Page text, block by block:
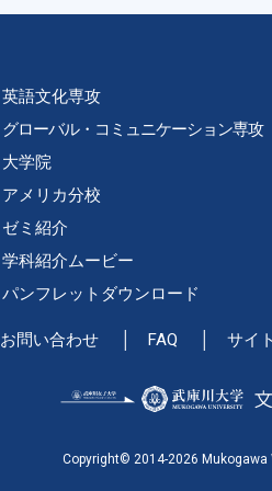
英語文化専攻
グローバル・コミュニケーション専攻
大学院
アメリカ分校
ゼミ紹介
学科紹介ムービー
パンフレットダウンロード
お問い合わせ FAQ サイ
Copyright© 2014-2026 Mukogawa